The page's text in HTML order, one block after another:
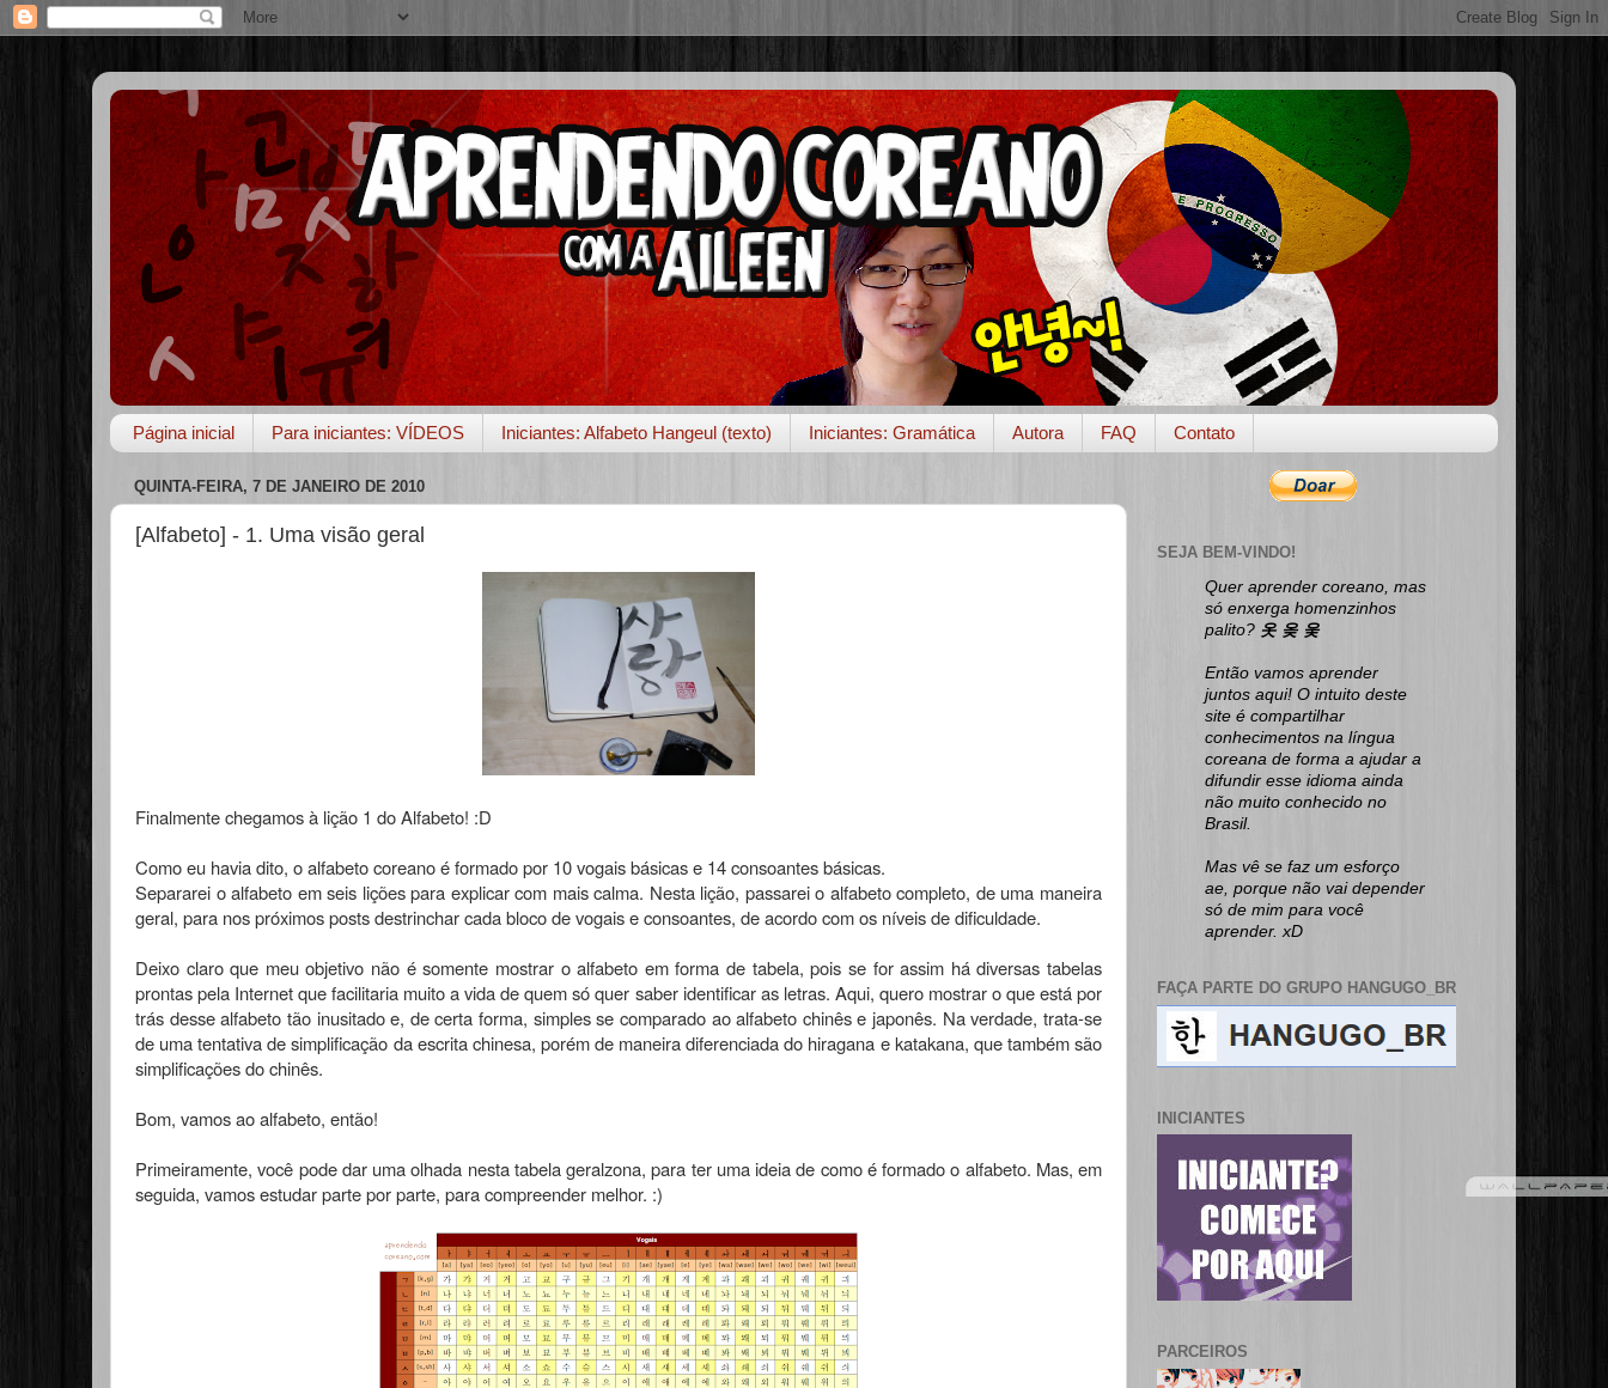
Página inicial Para iniciantes: VÍDEOS Iniciantes: Alfabeto Hangeul (texto) Iniciantes: Gramática Autora FAQ Contato
QUINTA-FEIRA, 7 DE JANEIRO DE 2010
[Alfabeto] - 1. Uma visão geral
Finalmente chegamos à lição 1 do Alfabeto! :D
Como eu havia dito, o alfabeto coreano é formado por 10 vogais básicas e 14 consoantes básicas.
Separarei o alfabeto em seis lições para explicar com mais calma. Nesta lição, passarei o alfabeto completo, de uma maneira
geral, para nos próximos posts destrinchar cada bloco de vogais e consoantes, de acordo com os níveis de dificuldade.
Deixo claro que meu objetivo não é somente mostrar o alfabeto em forma de tabela, pois se for assim há diversas tabelas
prontas pela Internet que facilitaria muito a vida de quem só quer saber identificar as letras. Aqui, quero mostrar o que está por
trás desse alfabeto tão inusitado e, de certa forma, simples se comparado ao alfabeto chinês e japonês. Na verdade, trata-se
de uma tentativa de simplificação da escrita chinesa, porém de maneira diferenciada do hiragana e katakana, que também são
simplificações do chinês.
Bom, vamos ao alfabeto, então!
Primeiramente, você pode dar uma olhada nesta tabela geralzona, para ter uma ideia de como é formado o alfabeto. Mas, em
seguida, vamos estudar parte por parte, para compreender melhor. :)
SEJA BEM-VINDO!
Quer aprender coreano, mas
só enxerga homenzinhos
palito? 옷 옺 웆
Então vamos aprender
juntos aqui! O intuito deste
site é compartilhar
conhecimentos na língua
coreana de forma a ajudar a
difundir esse idioma ainda
não muito conhecido no
Brasil.
Mas vê se faz um esforço
ae, porque não vai depender
só de mim para você
aprender. xD
FAÇA PARTE DO GRUPO HANGUGO_BR
INICIANTES
PARCEIROS